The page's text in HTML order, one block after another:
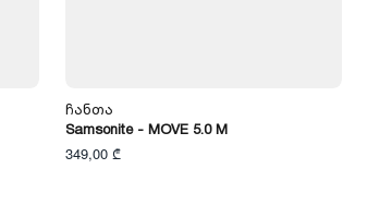
Ჩანთა
Samsonite - MOVE 5.0 M
349,00 ₾